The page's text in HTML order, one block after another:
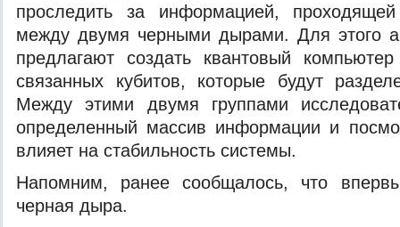
проследить за информацией, проходящей
между двумя черными дырами. Для этого
предлагают создать квантовый
связанных кубитов, которые будут
Между этими двумя группами
определенный массив информации и
влияет на стабильность системы.
Напомним, ранее сообщалось, что
черная дыра.